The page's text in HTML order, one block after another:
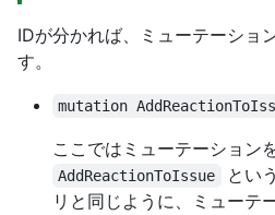
IDが分かれば、ミューテーショ
す。
mutation
ここではミューテーション
AddReactionToIssue
とい
リと同じように、ミューテ